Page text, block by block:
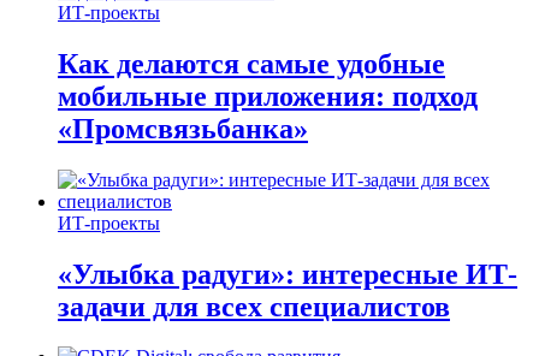
ИТ-проекты
Как делаются самые удобные
мобильные приложения: подход
«Промсвязьбанка»
ИТ-проекты
«Улыбка радуги»: интересные ИТ-
задачи для всех специалистов